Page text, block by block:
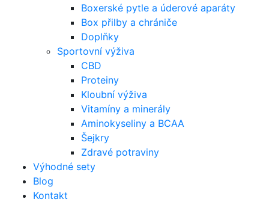
Boxerské pytle a úderové aparáty
Box přilby a chrániče
Doplňky
Sportovní výživa
CBD
Proteiny
Kloubní výživa
Vitamíny a minerály
Aminokyseliny a BCAA
Šejkry
Zdravé potraviny
Výhodné sety
Blog
Kontakt